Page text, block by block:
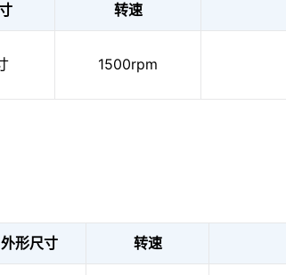
转速
1500rpm
外形尺寸 转速